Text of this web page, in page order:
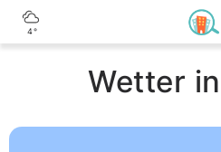
4°
Wetter